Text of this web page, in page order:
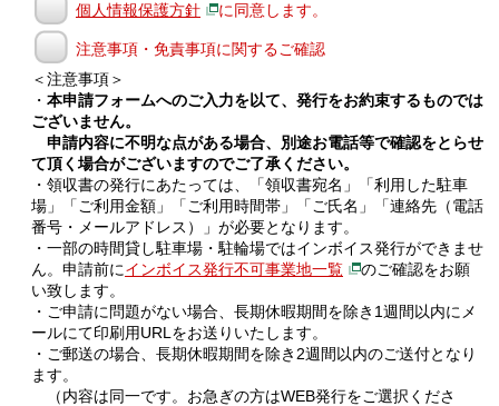
個人情報保護方針 に同意します。
注意事項・免責事項に関するご確認
＜注意事項＞
・ 本申請フォームへのご入力を以て、発行をお約束するものでは
ございません。
申請内容に不明な点がある場合、別途お電話等で確認をとらせ
て頂く場合がございますのでご了承ください。
・領収書の発行にあたっては、「領収書宛名」「利用した駐車
場」「ご利用金額」「ご利用時間帯」「ご氏名」「連絡先（電話
番号・メールアドレス）」が必要となります。
・一部の時間貸し駐車場・駐輪場ではインボイス発行ができませ
ん。申請前にインボイス発行不可事業地一覧
のご確認をお願
い致します。
・ご申請に問題がない場合、長期休暇期間を除き1週間以内にメ
ールにて印刷用URLをお送りいたします。
・ご郵送の場合、長期休暇期間を除き2週間以内のご送付となり
ます。
（内容は同一です。お急ぎの方はWEB発行をご選択くださ